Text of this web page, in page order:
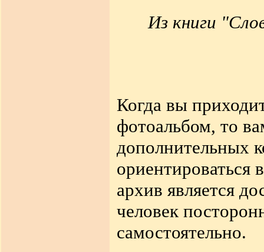
Из книги
Когда вы
фотоальбом, то
дополнительных
архив является
человек
самостоятельно.